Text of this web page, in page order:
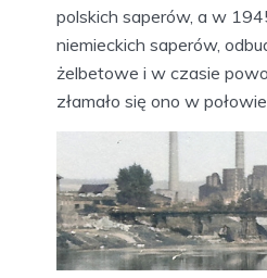
polskich saperów, a w
niemieckich saperów,
żelbetowe i w czasie
złamało się ono w połowie.